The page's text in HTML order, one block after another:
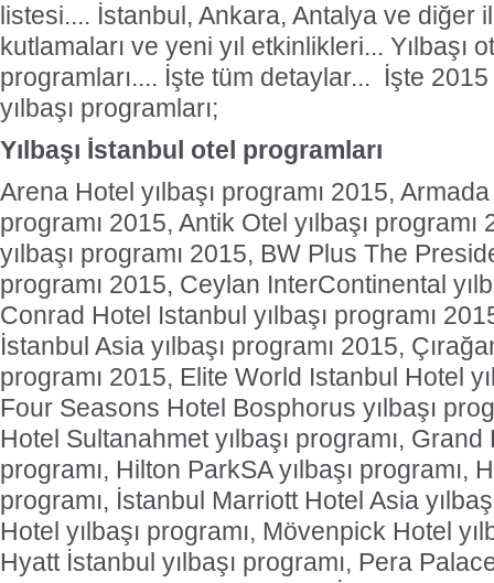
listesi.... İstanbul, Ankara, Antalya ve diğer
kutlamaları ve yeni yıl etkinlikleri... Yılbaşı
programları.... İşte tüm detaylar... İşte
yılbaşı programları;
Yılbaşı İstanbul otel programları
Arena Hotel yılbaşı programı 2015, Armada
programı 2015, Antik Otel yılbaşı
yılbaşı programı 2015, BW Plus The
programı 2015, Ceylan InterContinental
Conrad Hotel Istanbul yılbaşı programı
İstanbul Asia yılbaşı programı 2015,
programı 2015, Elite World Istanbul Hotel
Four Seasons Hotel Bosphorus yılbaşı
Hotel Sultanahmet yılbaşı programı, Grand
programı, Hilton ParkSA yılbaşı programı,
programı, İstanbul Marriott Hotel Asia
Hotel yılbaşı programı, Mövenpick Hotel
Hyatt İstanbul yılbaşı programı, Pera